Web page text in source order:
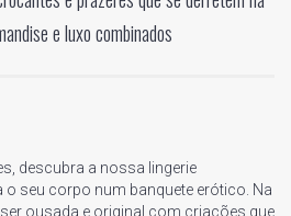
e luxo combinados
descubra a nossa lingerie
seu corpo num banquete erótico. Na
ousada e original com criações que